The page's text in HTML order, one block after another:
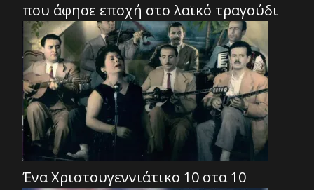
που άφησε εποχή στο λαϊκό τραγούδι
Ένα Χριστουγεννιάτικο 10 στα 10